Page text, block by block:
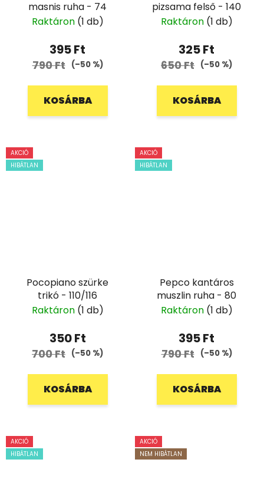
masnis ruha - 74
Raktáron (1 db)
395 Ft
790 Ft (–50 %)
KOSÁRBA
pizsama felső - 140
Raktáron (1 db)
325 Ft
650 Ft (–50 %)
KOSÁRBA
AKCIÓ
HIBÁTLAN
Pocopiano szürke
trikó - 110/116
Raktáron (1 db)
350 Ft
700 Ft (–50 %)
KOSÁRBA
AKCIÓ
HIBÁTLAN
Pepco kantáros
muszlin ruha - 80
Raktáron (1 db)
395 Ft
790 Ft (–50 %)
KOSÁRBA
AKCIÓ
HIBÁTLAN
AKCIÓ
NEM HIBÁTLAN